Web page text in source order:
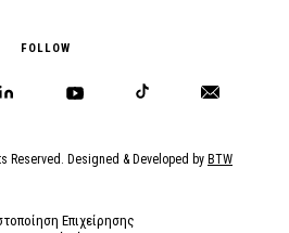
FOLLOW
Reserved. Designed & Developed by BTW
Επιχείρησης